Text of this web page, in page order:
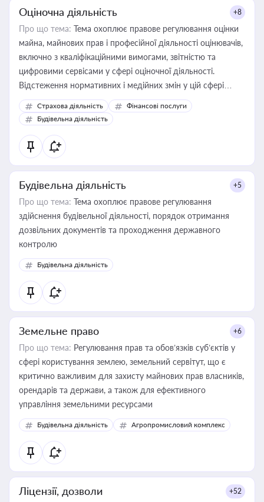
Оціночна діяльність +8
Про що тема: Тема охоплює правове регулювання оцінки
майна, майнових прав і професійної діяльності оцінювачів,
включно з кваліфікаційними вимогами, звітністю та
цифровими сервісами у сфері оціночної діяльності.
Відстеження нормативних і медійних змін у цій сфері
корисне для власника бізнесу, керівника, юриста або
бухгалтера під час оподаткування, приватизації, оренди
державного майна, корпоративних угод і перевірки
статусу суб'єктів оціночної діяльності
Страхова діяльність
Фінансові послуги
Будівельна діяльність
Будівельна діяльність +5
Про що тема: Тема охоплює правове регулювання
здійснення будівельної діяльності, порядок отримання
дозвільних документів та проходження державного
контролю
Будівельна діяльність
Земельне право +6
Про що тема: Регулювання прав та обов’язків суб’єктів у
сфері користування землею, земельний сервітут, що є
критично важливим для захисту майнових прав власників,
орендарів та держави, а також для ефективного
управління земельними ресурсами
Будівельна діяльність Агропромисловий комплекс
Ліцензії, дозволи +52